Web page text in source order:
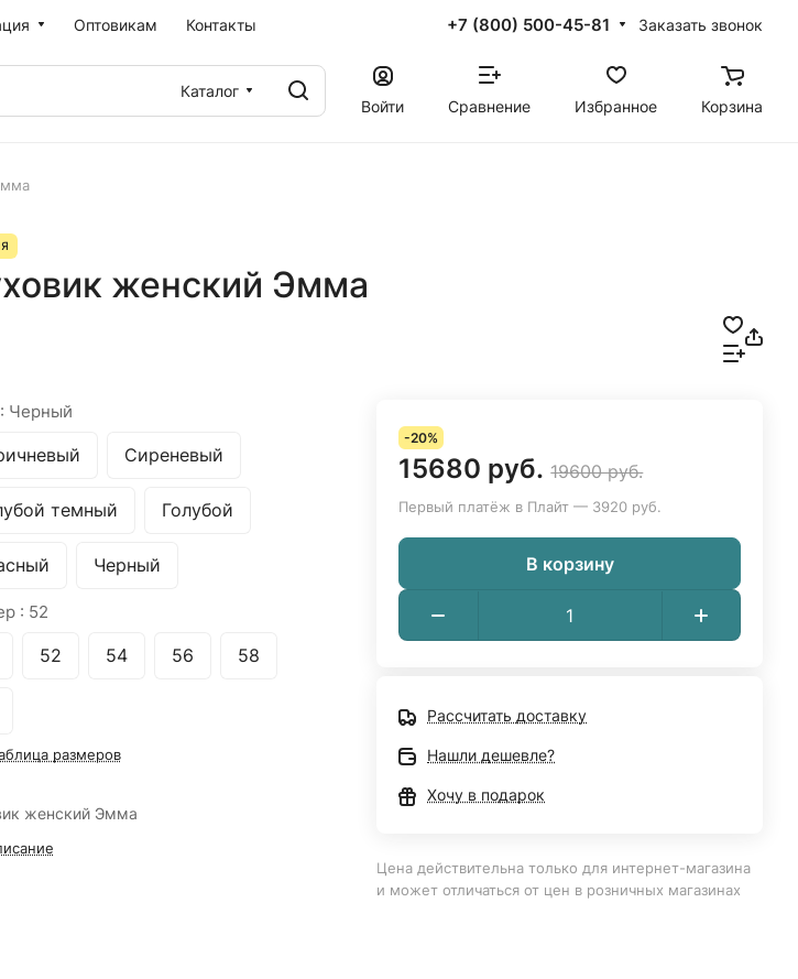
Оптовикам Контакты +7 (800) 500-45-81 Заказать звонок
Каталог
Войти
Сравнение Избранное Корзина
женский Эмма
Черный
Сиреневый
темный Голубой
Черный
: 52
52 54 56 58
размеров
женский Эмма
-20%
15680 руб. 19600 руб.
Первый платёж в Плайт — 3920 руб.
В корзину
Рассчитать доставку
Нашли дешевле?
Хочу в подарок
Цена действительна только для интернет-магазина
и может отличаться от цен в розничных магазинах